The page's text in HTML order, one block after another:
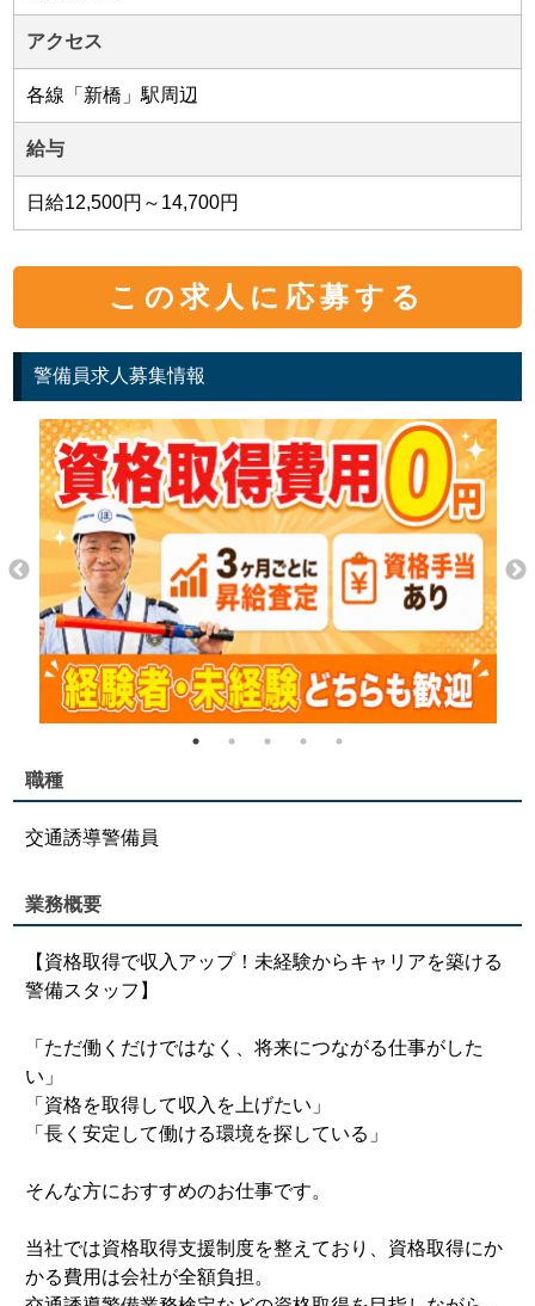
アクセス
各線「新橋」駅周辺
給与
日給12,500円～14,700円
この求人に応募する
警備員求人募集情報
職種
交通誘導警備員
業務概要
【資格取得で収入アップ！未経験からキャリアを築ける
警備スタッフ】
「ただ働くだけではなく、将来につながる仕事がした
い」
「資格を取得して収入を上げたい」
「長く安定して働ける環境を探している」
そんな方におすすめのお仕事です。
当社では資格取得支援制度を整えており、資格取得にか
かる費用は会社が全額負担。